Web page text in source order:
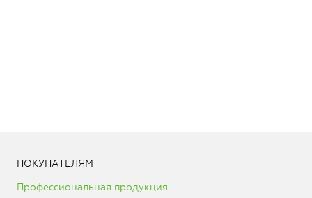
ПОКУПАТЕЛЯМ
Профессиональная продукция